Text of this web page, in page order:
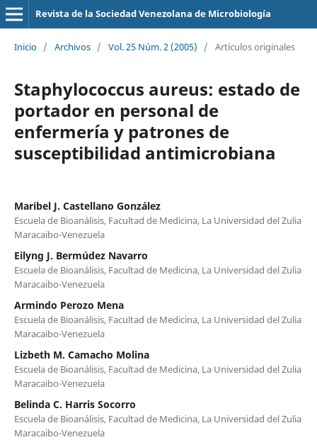
Revista de la Sociedad Venezolana de Microbiología
Inicio / Archivos / Vol. 25 Núm. 2 (2005) / Artículos originales
Staphylococcus aureus: estado de
portador en personal de
enfermería y patrones de
susceptibilidad antimicrobiana
Maribel J. Castellano González
Escuela de Bioanálisis, Facultad de Medicina, La Universidad del Zulia
Maracaibo-Venezuela
Eilyng J. Bermúdez Navarro
Escuela de Bioanálisis, Facultad de Medicina, La Universidad del Zulia
Maracaibo-Venezuela
Armindo Perozo Mena
Escuela de Bioanálisis, Facultad de Medicina, La Universidad del Zulia
Maracaibo-Venezuela
Lizbeth M. Camacho Molina
Escuela de Bioanálisis, Facultad de Medicina, La Universidad del Zulia
Maracaibo-Venezuela
Belinda C. Harris Socorro
Escuela de Bioanálisis, Facultad de Medicina, La Universidad del Zulia
Maracaibo-Venezuela